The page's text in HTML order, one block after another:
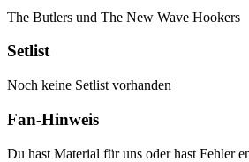
The Butlers und The New Wave Hookers
Setlist
Noch keine Setlist vorhanden
Fan-Hinweis
Du hast Material für uns oder hast Fehler